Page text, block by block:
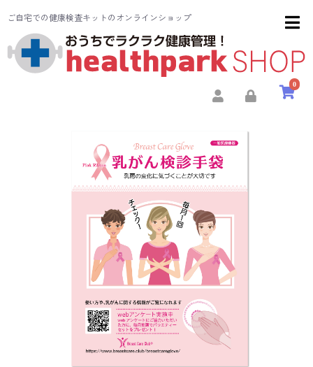
ご自宅での健康検査キットのオンラインショップ
0